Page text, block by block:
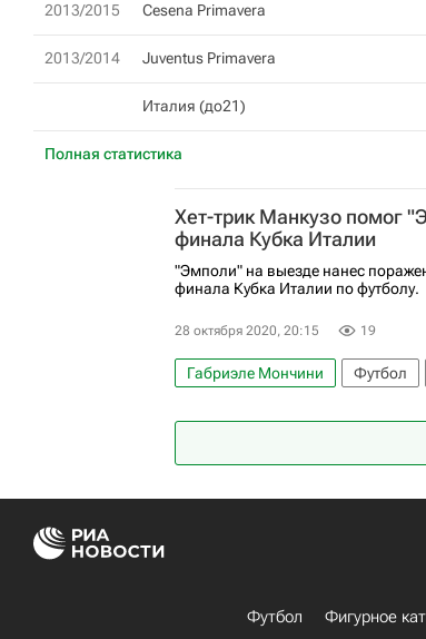
Полная статистика
2013/2015 Cesena Primavera
2013/2014 Juventus Primavera
Италия (до21)
Хет-трик Манкузо помог
финала Кубка Италии
"Эмполи" на выезде нанес
финала Кубка Италии по футболу.
28 октября 2020, 20:15 19
Габриэле Мончини Футбол
Футбол Фигурное